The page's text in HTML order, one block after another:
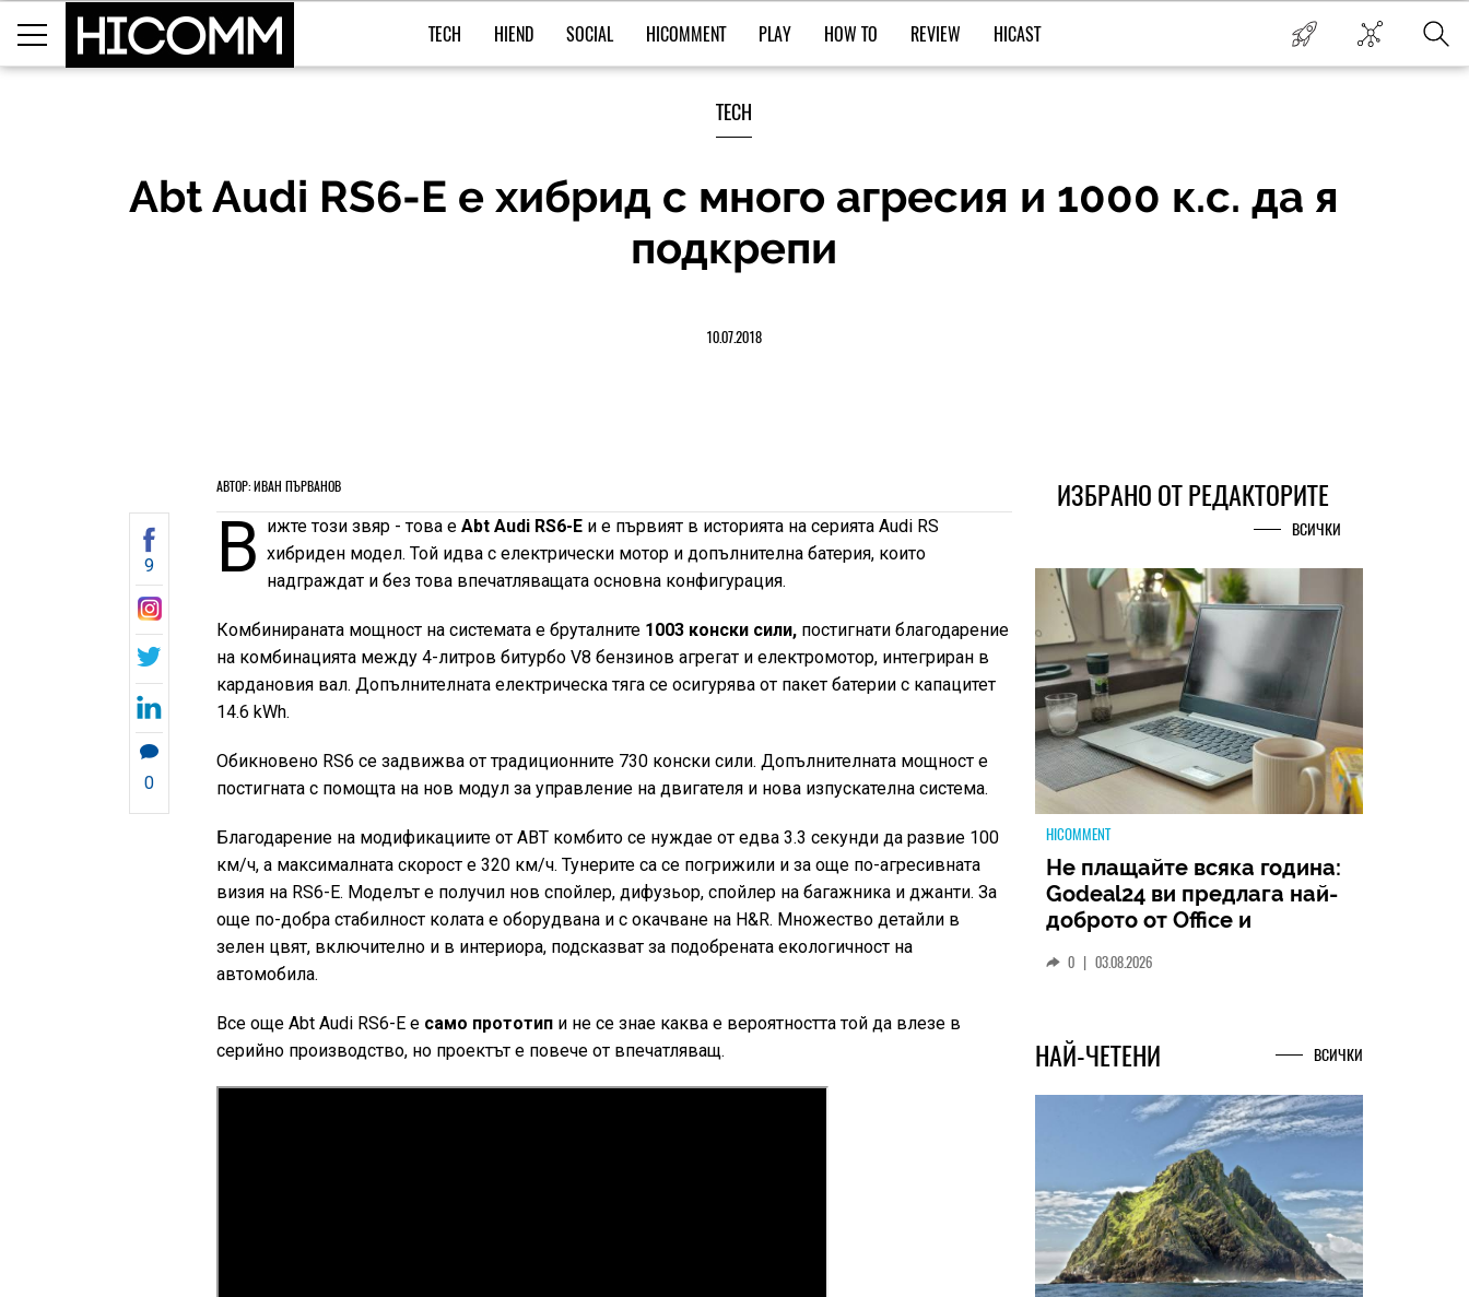
TECH HIEND SOCIAL HICOMMENT PLAY HOW TO REVIEW HICAST
TECH
Abt Audi RS6-E е хибрид с много агресия и 1000 к.с. да я
подкрепи
10.07.2018
АВТОР: ИВАН ПЪРВАНОВ
9
0
В ижте този звяр - това еAbt Audi RS6-Eи е първият в историята на серията Audi RS
хибриден модел. Той идва с електрически мотор и допълнителна батерия, които
надграждат и без това впечатляващата основна конфигурация.
Комбинираната мощност на системата е бруталните 1003 конски сили, постигнати благодарение
на комбинацията между 4-литров битурбо V8 бензинов агрегат и електромотор, интегриран в
кардановия вал. Допълнителната електрическа тяга се осигурява от пакет батерии с капацитет
14.6 kWh.
Обикновено RS6 се задвижва от традиционните 730 конски сили. Допълнителната мощност е
постигната с помощта на нов модул за управление на двигателя и нова изпускателна система.
Благодарение на модификациите от ABT комбито се нуждае от едва 3.3 секунди да развие 100
км/ч, а максималната скорост е 320 км/ч. Тунерите са се погрижили и за още по-агресивната
визия на RS6-E. Моделът е получил нов спойлер, дифузьор, спойлер на багажника и джанти. За
още по-добра стабилност колата е оборудвана и с окачване на H&R. Множество детайли в
зелен цвят, включително и в интериора, подсказват за подобрената екологичност на
автомобила.
Все още Abt Audi RS6-E е само прототип и не се знае каква е вероятността той да влезе в
серийно производство, но проектът е повече от впечатляващ.
ИЗБРАНО ОТ РЕДАКТОРИТЕ
ВСИЧКИ
HICOMMENT
Не плащайте всяка година:
Godeal24 ви предлага най-
доброто от Office и
цена
0 | 03.08.2026
НАЙ-ЧЕТЕНИ ВСИЧКИ